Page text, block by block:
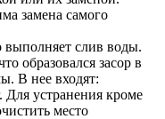
замена самого
слив воды.
образовался засор в
В нее входят:
Для устранения кроме
место